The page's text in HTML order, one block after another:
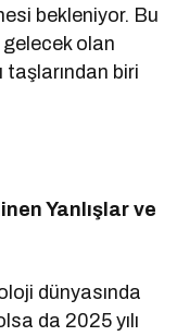
bekleniyor. Bu
gelecek olan
biri
Yanlışlar ve
dünyasında
da 2025 yılı